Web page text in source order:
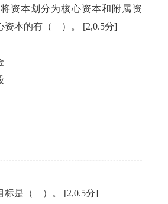
将资本划分为核心资本和附属资
资本的有（ ）。 [2,0.5分]
标是（ ）。 [2,0.5分]